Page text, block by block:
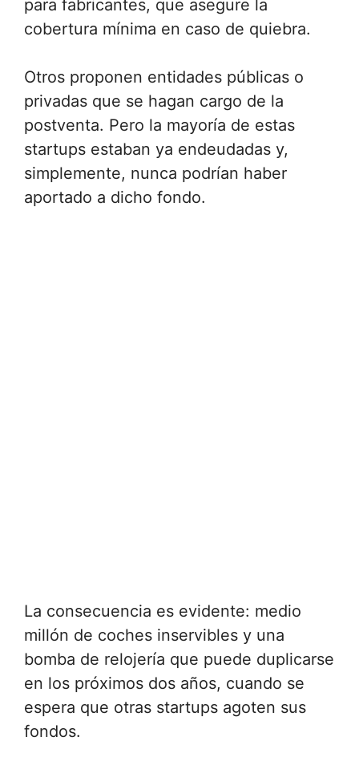
para fabricantes, que asegure la
cobertura mínima en caso de quiebra.
Otros proponen entidades públicas o
privadas que se hagan cargo de la
postventa. Pero la mayoría de estas
startups estaban ya endeudadas y,
simplemente, nunca podrían haber
aportado a dicho fondo.
La consecuencia es evidente: medio
millón de coches inservibles y una
bomba de relojería que puede duplicarse
en los próximos dos años, cuando se
espera que otras startups agoten sus
fondos.